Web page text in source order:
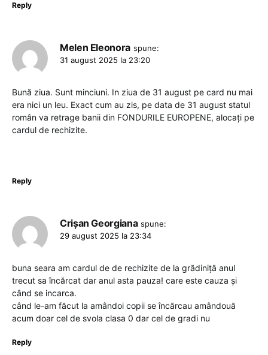
Reply
Melen Eleonora spune:
31 august 2025 la 23:20
Bună ziua. Sunt minciuni. In ziua de 31 august pe card nu mai
era nici un leu. Exact cum au zis, pe data de 31 august statul
român va retrage banii din FONDURILE EUROPENE, alocați pe
cardul de rechizite.
Reply
Crișan Georgiana spune:
29 august 2025 la 23:34
buna seara am cardul de de rechizite de la grădiniță anul
trecut sa încărcat dar anul asta pauza! care este cauza și
când se incarca.
când le-am făcut la amândoi copii se încărcau amândouă
acum doar cel de svola clasa 0 dar cel de gradi nu
Reply